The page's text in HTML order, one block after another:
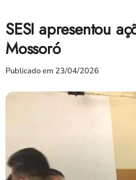
SESI apresentou
Mossoró
Publicado em 23/04/2026